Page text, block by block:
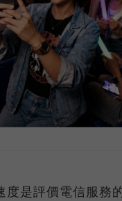
度是評價電信服務